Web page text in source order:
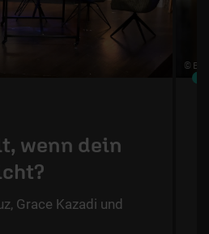
wenn dein
Grace Kazadi und
© ERF